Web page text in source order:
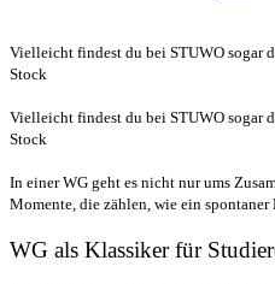
Vielleicht findest du bei STUWO sogar
Stock
Vielleicht findest du bei STUWO sogar
Stock
In einer WG geht es nicht nur ums
Momente, die zählen, wie ein
WG als Klassiker für